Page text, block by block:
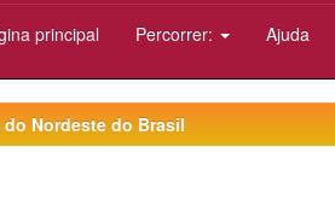
principal Percorrer: Ajuda
do Nordeste do Brasil